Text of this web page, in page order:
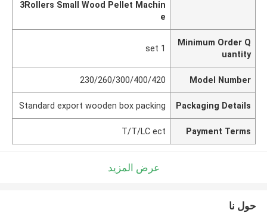
3Rollers Small Wood Pellet Machin
e
Minimum Order Q
uantity
1 set
Model Number
230/260/300/400/420
Packaging Details
Standard export wooden box packing
Payment Terms
T/T/LC ect
عرض المزيد
حول نا